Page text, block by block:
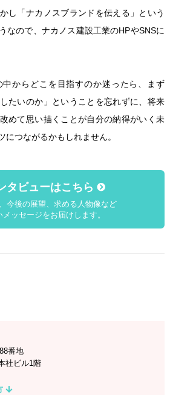
し「ナカノスブランドを伝える」という
なので、ナカノス建設工業のHPやSNSに
からどこを目指すのか迷ったら、まず
たいのか」ということを忘れずに、将来
めて思い描くことが自分の納得がいく未
つながるかもしれません。
タビューはこちら
今後の展望、求める人物像など
ッセージをお届けします。
番地
社ビル1階